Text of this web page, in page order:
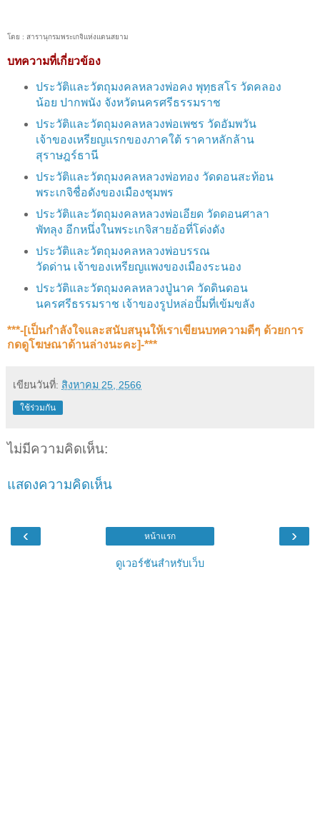
โดย : สารานุกรมพระเกจิแห่งแดนสยาม
บทความที่เกี่ยวข้อง
ประวัติและวัตถุมงคลหลวงพ่อ​คง​ พุทฺธสโร​ วัด​คลอง​
น้อย​ ปากพนัง​ จังหวัดนครศรี​ธรรมราช
ประวัติและวัตถุมงคลหลวงพ่อเพชร วัดอัมพวัน
เจ้าของเหรียญแรกของภาคใต้ ราคาหลักล้าน
สุราษฎร์ธานี
ประวัติและวัตถุมงคลหลวงพ่อทอง วัดดอนสะท้อน
พระเกจิชื่อดังของเมืองชุมพร
ประวัติและวัตถุมงคลหลวงพ่อเอียด วัดดอนศาลา
พัทลุง อีกหนึ่งในพระเกจิสายอ้อที่โด่งดัง
ประวัติและวัตถุมงคลหลวงพ่อบรรณ
วัดด่าน เจ้าของเหรียญแพงของเมืองระนอง
ประวัติและวัตถุมงคลหลวงปู่นาค วัดดินดอน
นครศรีธรรมราช เจ้าของรูปหล่อปั๊มที่เข้มขลัง
***-[เป็นกำลังใจและสนับสนุน​ให้เราเขียนบทความดีๆ ด้วยการ
กดดูโฆษณาด้านล่างนะคะ]-***
เขียนวันที่: สิงหาคม 25, 2566
ใช้ร่วมกัน
ไม่มีความคิดเห็น:
แสดงความคิดเห็น
‹ ›
หน้าแรก
ดูเวอร์ชันสำหรับเว็บ